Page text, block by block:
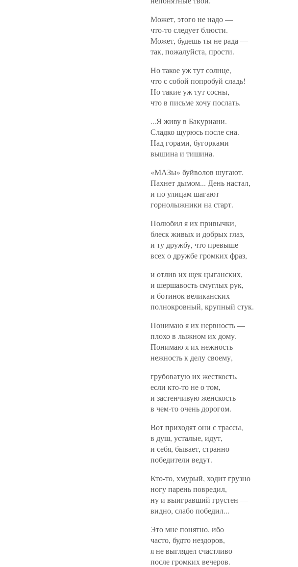
Может, этого не надо —
что-то следует блюсти.
Может, будешь ты не рада —
так, пожалуйста, прости.
Но такое уж тут солнце,
что с собой попробуй сладь!
Но такие уж тут сосны,
что в письме хочу послать.
...Я живу в Бакуриани.
Сладко щурюсь после сна.
Над горами, бугорками
вышина и тишина.
«МАЗы» буйволов шугают.
Пахнет дымом... День настал,
и по улицам шагают
горнолыжники на старт.
Полюбил я их привычки,
блеск живых и добрых глаз,
и ту дружбу, что превыше
всех о дружбе громких фраз,
и отлив их щек цыганских,
и шершавость смуглых рук,
и ботинок великанских
полнокровный, крупный стук.
Понимаю я их нервность —
плохо в лыжном их дому.
Понимаю я их нежность —
нежность к делу своему,
грубоватую их жесткость,
если кто-то не о том,
и застенчивую женскость
в чем-то очень дорогом.
Вот приходят они с трассы,
в душ, усталые, идут,
и себя, бывает, странно
победители ведут.
Кто-то, хмурый, ходит грузно
ногу парень повредил,
ну и выигравший грустен —
видно, слабо победил...
Это мне понятно, ибо
часто, будто нездоров,
я не выглядел счастливо
после громких вечеров.